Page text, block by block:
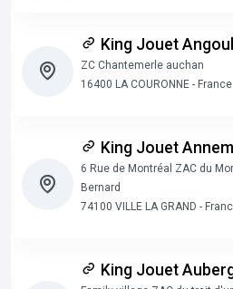
King Jouet
ZC Chantemerle auchan
16400 LA COURONNE - France
King Jouet
6 Rue de Montréal ZAC du
Bernard
74100 VILLE LA GRAND -
King Jouet